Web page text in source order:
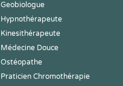
Geobiologue
Hypnothérapeute
Kinesithérapeute
Médecine Douce
Ostéopathe
Praticien Chromothérapie